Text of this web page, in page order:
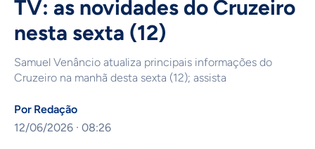
TV: as novidades do Cruzeiro
nesta sexta (12)
Samuel Venâncio atualiza principais informações do
Cruzeiro na manhã desta sexta (12); assista
Por Redação
12/06/2026 · 08:26